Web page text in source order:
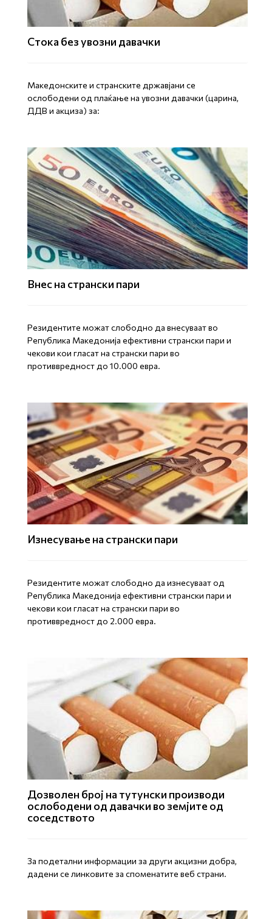
Стока без увозни давачки
Mакедонските и странските државјани се
ослободени од плаќање на увозни давачки (царина,
ДДВ и акциза) за:
Внес на странски пари
Резидентите можат слободно да внесуваат во
Република Македонија ефективни странски пари и
чекови кои гласат на странски пари во
противвредност до 10.000 евра.
Изнесување на странски пари
Резидентите можат слободно да изнесуваат од
Република Македонија ефективни странски пари и
чекови кои гласат на странски пари во
противвредност до 2.000 евра.
Дозволен број на тутунски производи
ослободени од давачки во земјите од
соседството
За подетални информации за други акцизни добра,
дадени се линковите за споменатите веб страни.